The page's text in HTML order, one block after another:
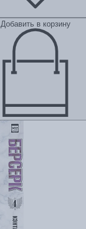
Добавить в корзину